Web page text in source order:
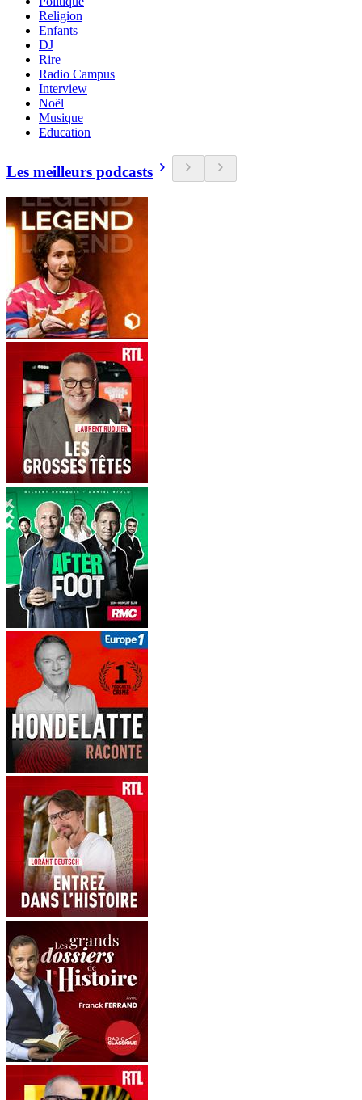
Religion
Enfants
DJ
Rire
Radio Campus
Interview
Noël
Musique
Education
Les meilleurs podcasts